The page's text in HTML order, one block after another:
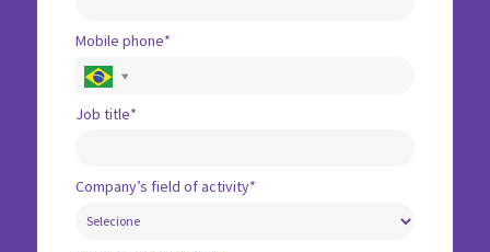
Mobile phone*
Job title*
Company’s field of activity*